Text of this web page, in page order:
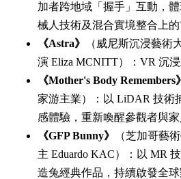
加者跨地域「握手」互動，
械人技術及混合實境整合上
《Astra》
（威尼斯沉浸藝術
演 Eliza MCNITT）：VR 沉
《Mother's Body Remembers》
家游主業）：以 LiDAR 技術
感體驗，重新喚醒參觀者與
《GFP Bunny》
（芝加哥藝
主 Eduardo KAC）：以 MR
造兔經典作品，持續啟發全